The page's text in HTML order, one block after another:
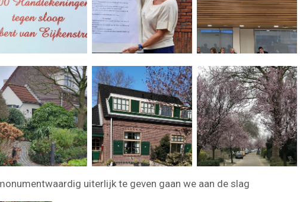
uiterlijk te geven gaan we aan de slag